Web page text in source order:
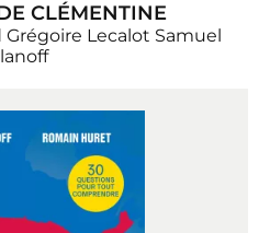
CLÉMENTINE
Grégoire Lecalot Samuel